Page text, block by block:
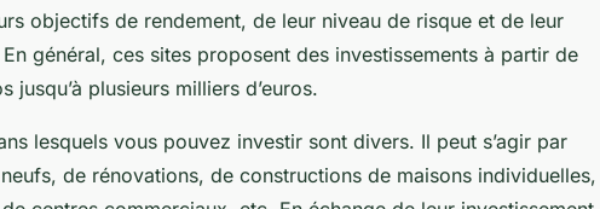
objectifs de rendement, de leur niveau de risque et de leur
général, ces sites proposent des investissements à partir de
jusqu’à plusieurs milliers d’euros.
lesquels vous pouvez investir sont divers. Il peut s’agir par
de rénovations, de constructions de maisons individuelles,